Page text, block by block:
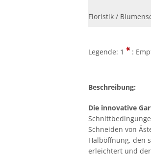
Floristik /
Legende: 1 :
Beschreibung:
Die innovative
Schneiden von
Halböffnung, den
erleichtert und